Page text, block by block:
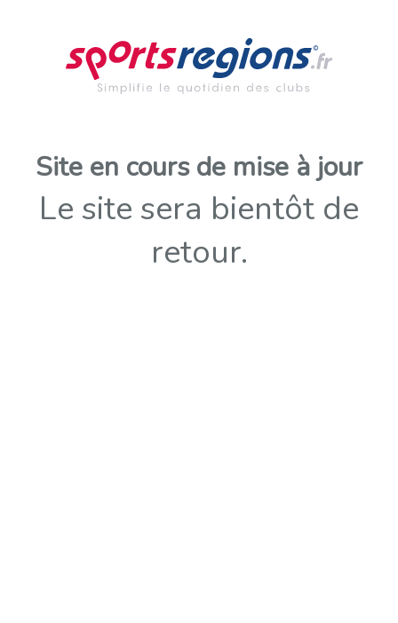
Site en cours de mise à jour
Le site sera bientôt de
retour.